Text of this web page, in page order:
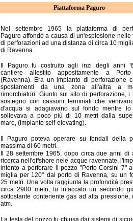
Piattaforma Paguro
Nel settembre 1965 la piattaforma di
Paguro affondò a causa di un'esplosione nelle
di perforazioni ad una distanza di circa 10
di Ravenna.
Il Paguro fu costruito agli inzi degli anni
cantiere allestito appositamente a
(Ravenna). Era un impianto di perforazione
spostamenti da una zona all'altra a
rimorchiatori. Giunto sul sito di perforazione, i
sostegno con cassoni terminali che
d'acqua si adagiavano sul fondo mentre lo
sollevava a poco più di 10 metri dalla
mare, (impianto self-elevating).
Il Paguro poteva operare su fondali della
massima di 60 metri.
Il 28 settembre 1965, dopo circa due anni di
ricerca nell'offshore nele acque ravennate,
intento a perforare il pozzo "Porto Corsini 7"
miglia per 120° dal porto di Ravenna, su un
25 metri. Una volta raggiunta la profondità
circa 2900 metri, fu intaccato un secondo
sottostante contenente gas ad alta pressione,
atm.
La testa del pozzo fu chiusa dai sistemi di